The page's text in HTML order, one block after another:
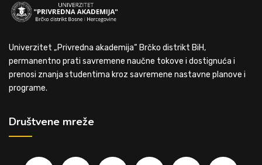
Univerzitet „Privredna akademija“ Brčko distrikt BiH,
permanentno prati savremene naučne tokove i dostignuća i
prenosi znanja studentima kroz savremene nastavne planove i
programe.
Društvene mreže